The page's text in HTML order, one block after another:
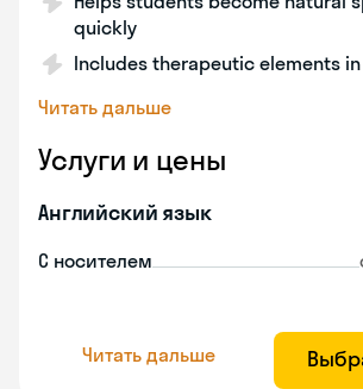
quickly
Includes therapeutic elements
Читать дальше
Услуги и цены
Английский язык
С носителем
Читать дальше